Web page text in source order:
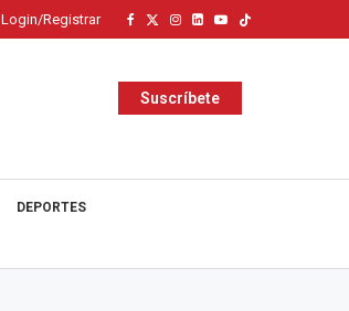
Login/Registrar
Suscríbete
DEPORTES